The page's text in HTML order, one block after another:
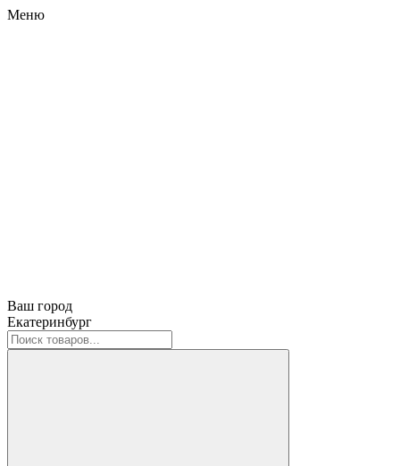
Меню
Ваш город
Екатеринбург